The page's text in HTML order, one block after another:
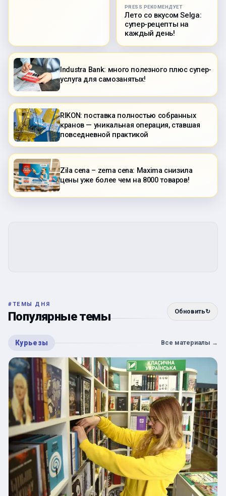
PRESS РЕКОМЕНДУЕТ
Лето со вкусом Selga:
супер-рецепты на
каждый день!
Industra Bank: много полезного плюс супер-
услуга для самозанятых!
RIKON: поставка полностью собранных
кранов — уникальная операция, ставшая
повседневной практикой
Zila cena – zema cena: Maxima снизила
цены уже более чем на 8000 товаров!
#ТЕМЫ ДНЯ
Популярные темы Обновить↻
Курьезы Все материалы →